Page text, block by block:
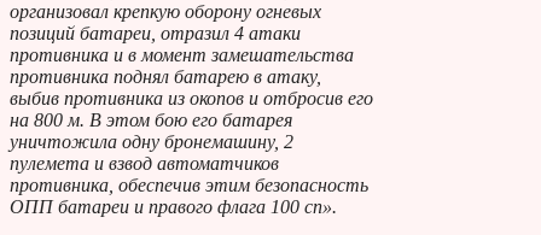
организовал крепкую оборону огневых
позиций батареи, отразил 4 атаки
противника и в момент замешательства
противника поднял батарею в атаку,
выбив противника из окопов и отбросив его
на 800 м. В этом бою его батарея
уничтожила одну бронемашину, 2
пулемета и взвод автоматчиков
противника, обеспечив этим безопасность
ОПП батареи и правого флага 100 сп».